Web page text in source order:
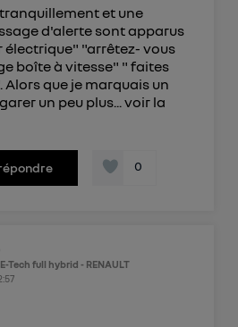
et une
d'alerte sont apparus
"arrêtez- vous
boîte à vitesse" " faites
que je marquais un
un peu plus...voir la
0
Tech full hybrid - RENAULT